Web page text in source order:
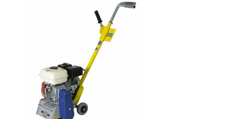
mevcuttur. Markalama şirketleri için sınır
kazıma makinesi olarak kendini çok iyi
kanıtlamıştır. Çalışma genişliği: 250 mm
Ağırlık: yaklaşık 95 - 105 kg (210 - 230 lbs)
Operasyon: Benzinli Honda Güç: 6 kW
Çalışma genişliği: 250 mm (10'') Duvara
olan mesafe: 67 mm (2,6'') Boyutlar: 950 x
455 x 1165 mm (37 x 18 x 46'') Standart
bağlantı: altıgen çıtalar